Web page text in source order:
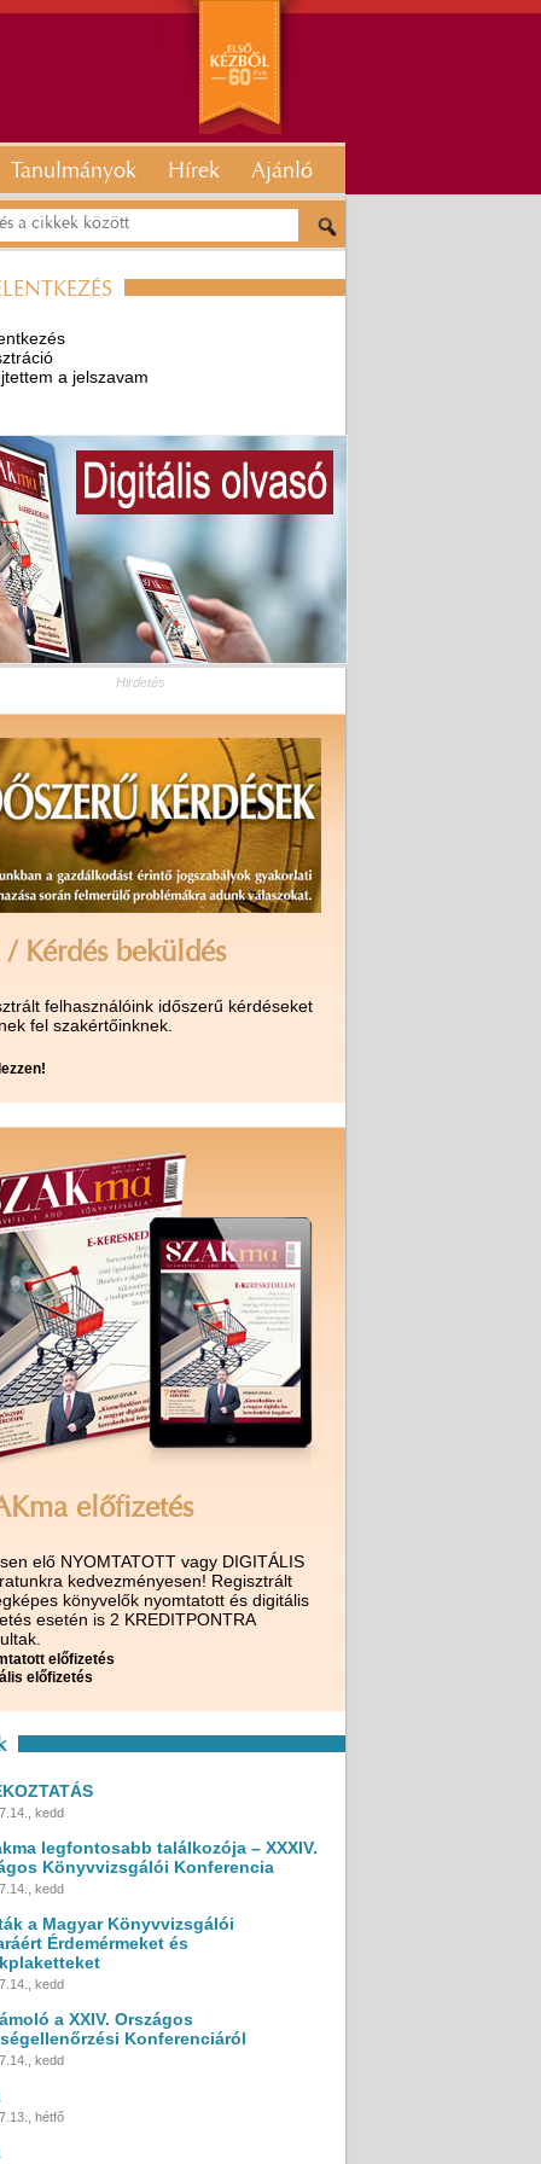
Tanulmányok Hírek Ajánló
a jelszavam
Hirdetés
/ Kérdés beküldés
felhasználóink időszerű kérdéseket
fel szakértőinknek.
előfizetés
elő NYOMTATOTT vagy DIGITÁLIS
kedvezményesen! Regisztrált
könyvelők nyomtatott és digitális
esetén is 2 KREDITPONTRA
előfizetés
előfizetés
kedd
legfontosabb találkozója – XXXIV.
Könyvvizsgálói Konferencia
kedd
a Magyar Könyvvizsgálói
Érdemérmeket és
kedd
a XXIV. Országos
Konferenciáról
kedd
hétfő